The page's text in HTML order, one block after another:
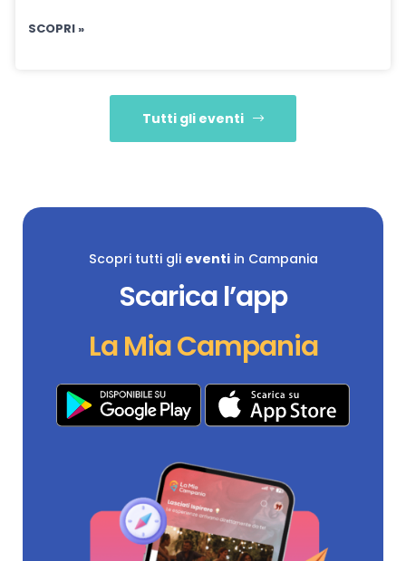
SCOPRI »
Tutti gli eventi
Scopri tutti gli eventiin Campania
Scarica l’app
La Mia Campania